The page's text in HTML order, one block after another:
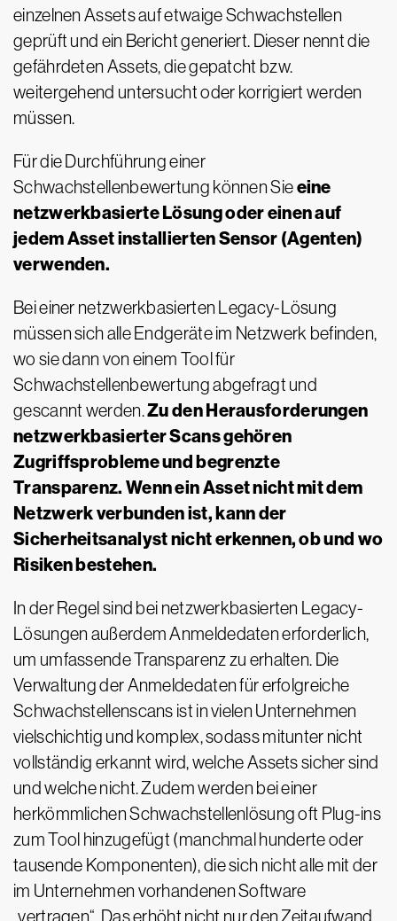
einzelnen Assets auf etwaige Schwachstellen
geprüft und ein Bericht generiert. Dieser nennt die
gefährdeten Assets, die gepatcht bzw.
weitergehend untersucht oder korrigiert werden
müssen.
Für die Durchführung einer
Schwachstellenbewertung können Sieeine
netzwerkbasierte Lösung oder einen auf
jedem Asset installierten Sensor (Agenten)
verwenden.
Bei einer netzwerkbasierten Legacy-Lösung
müssen sich alle Endgeräte im Netzwerk befinden,
wo sie dann von einem Tool für
Schwachstellenbewertung abgefragt und
gescannt werden.Zu den Herausforderungen
netzwerkbasierter Scans gehören
Zugriffsprobleme und begrenzte
Transparenz. Wenn ein Asset nicht mit dem
Netzwerk verbunden ist, kann der
Sicherheitsanalyst nicht erkennen, ob und wo
Risiken bestehen.
In der Regel sind bei netzwerkbasierten Legacy-
Lösungen außerdem Anmeldedaten erforderlich,
um umfassende Transparenz zu erhalten. Die
Verwaltung der Anmeldedaten für erfolgreiche
Schwachstellenscans ist in vielen Unternehmen
vielschichtig und komplex, sodass mitunter nicht
vollständig erkannt wird, welche Assets sicher sind
und welche nicht. Zudem werden bei einer
herkömmlichen Schwachstellenlösung oft Plug-ins
zum Tool hinzugefügt (manchmal hunderte oder
tausende Komponenten), die sich nicht alle mit der
im Unternehmen vorhandenen Software
„vertragen“. Das erhöht nicht nur den Zeitaufwand